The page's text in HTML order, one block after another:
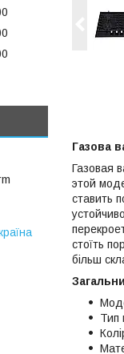
Газова
Газовая
этой
ставить
стоїть
більш
Тип